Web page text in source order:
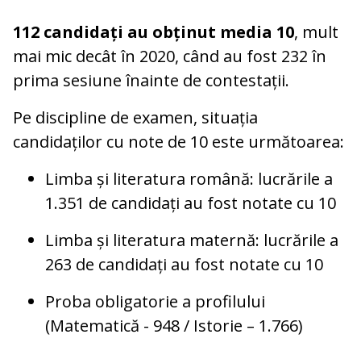
112 candidați au obținut media 10, mult
mai mic decât în 2020, când au fost 232 în
prima sesiune înainte de contestații.
Pe discipline de examen, situația
candidaților cu note de 10 este următoarea:
Limba și literatura română: lucrările a
1.351 de candidați au fost notate cu 10
Limba și literatura maternă: lucrările a
263 de candidați au fost notate cu 10
Proba obligatorie a profilului
(Matematică - 948 / Istorie – 1.766)